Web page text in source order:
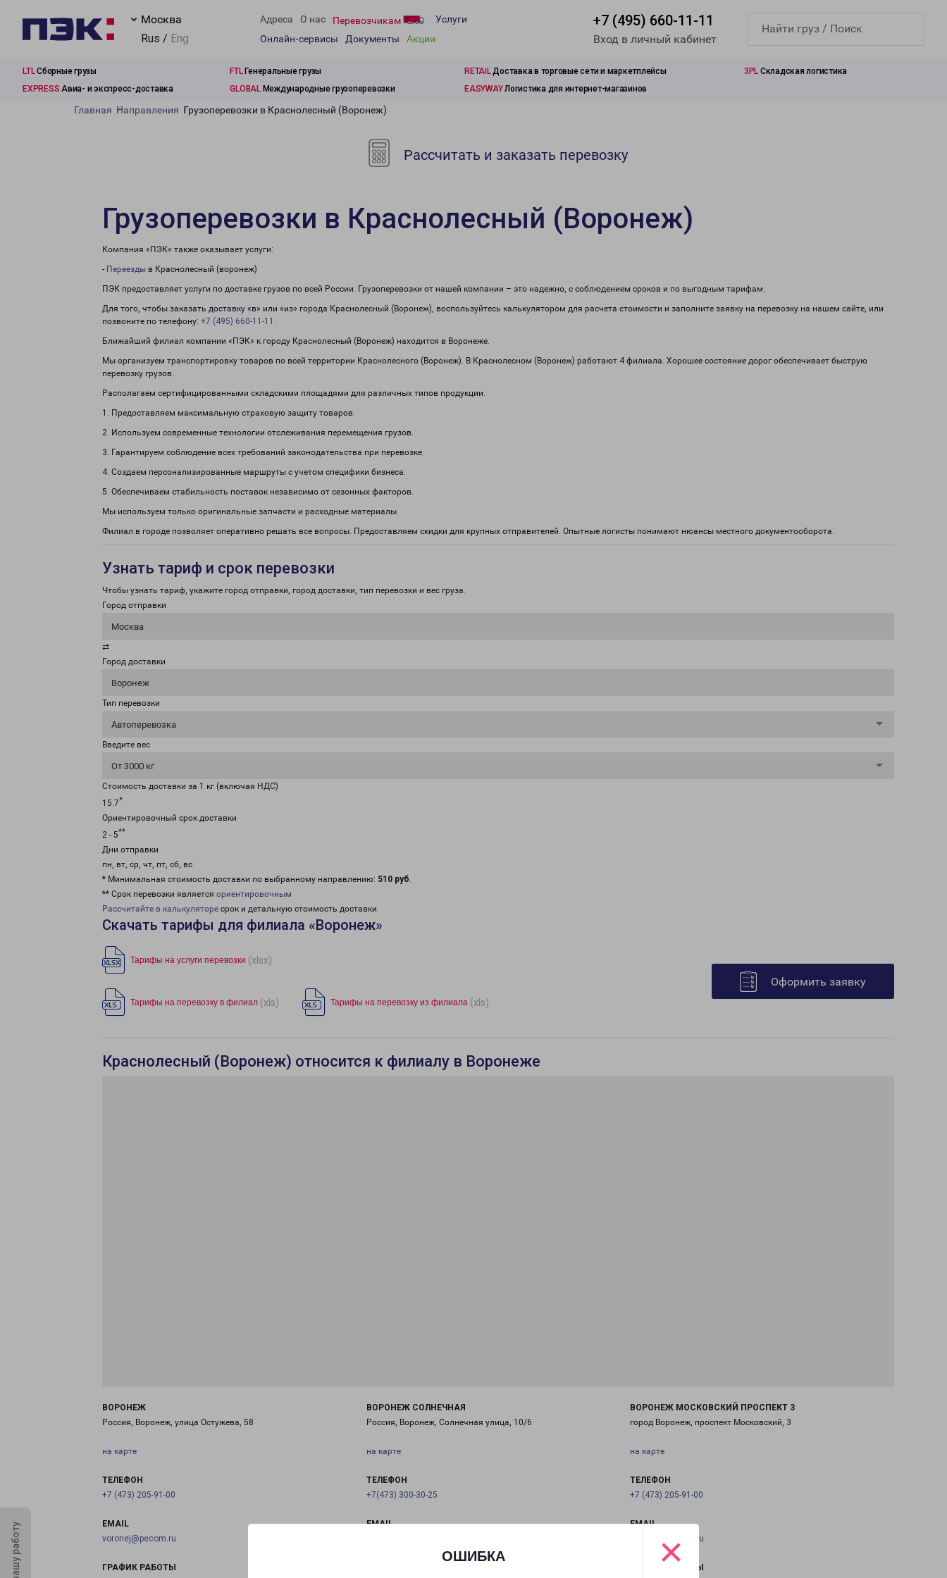
ОШИБКА ×
Москва
Rus / Eng
Адреса О нас Перевозчикам
Услуги
Онлайн-сервисы
Документы Акции
+7 (495) 660-11-11
Вход в личный кабинет
LTLСборные грузы FTLГенеральные грузы RETAILДоставка в торговые сети и маркетплейсы 3PL Складская логистика
EXPRESS Авиа- и экспресс-доставка GLOBALМеждународные грузоперевозки EASYWAYЛогистика для интернет-магазинов
Главная Направления Грузоперевозки в Краснолесный (Воронеж)
Рассчитать и заказать перевозку
Грузоперевозки в Краснолесный (Воронеж)
Компания «ПЭК» также оказывает услуги:
- Переезды в Краснолесный (воронеж)
ПЭК предоставляет услуги по доставке грузов по всей России. Грузоперевозки от нашей компании – это надежно, с соблюдением сроков и по выгодным тарифам.
Для того, чтобы заказать доставку «в» или «из» города Краснолесный (Воронеж), воспользуйтесь калькулятором для расчета стоимости и заполните заявку на перевозку на нашем сайте, или
позвоните по телефону: +7 (495) 660-11-11 .
Ближайший филиал компании «ПЭК» к городу Краснолесный (Воронеж) находится в Воронеже.
Мы организуем транспортировку товаров по всей территории Краснолесного (Воронеж). В Краснолесном (Воронеж) работают 4 филиала. Хорошее состояние дорог обеспечивает быструю
перевозку грузов.
Располагаем сертифицированными складскими площадями для различных типов продукции.
1. Предоставляем максимальную страховую защиту товаров.
2. Используем современные технологии отслеживания перемещения грузов.
3. Гарантируем соблюдение всех требований законодательства при перевозке.
4. Создаем персонализированные маршруты с учетом специфики бизнеса.
5. Обеспечиваем стабильность поставок независимо от сезонных факторов.
Мы используем только оригинальные запчасти и расходные материалы.
Филиал в городе позволяет оперативно решать все вопросы. Предоставляем скидки для крупных отправителей. Опытные логисты понимают нюансы местного документооборота.
Узнать тариф и срок перевозки
Чтобы узнать тариф, укажите город отправки, город доставки, тип перевозки и вес груза.
Город отправки
Москва
⇄
Город доставки
Воронеж
Тип перевозки
Автоперевозка
Введите вес
От 3000 кг
Стоимость доставки за 1 кг (включая НДС)
15.7*
Ориентировочный срок доставки
2 - 5**
Дни отправки
пн, вт, ср, чт, пт, сб, вс
* Минимальная стоимость доставки по выбранному направлению: 510 руб.
** Срок перевозки является ориентировочным
Рассчитайте в калькуляторе срок и детальную стоимость доставки.
Скачать тарифы для филиала «Воронеж»
Тарифы на услуги перевозки (xlsx)
Тарифы на перевозку в филиал (xls) Тарифы на перевозку из филиала (xls)
Оформить заявку
Краснолесный (Воронеж) относится к филиалу в Воронеже
ВОРОНЕЖ
Россия, Воронеж, улица Остужева, 58
на карте
ТЕЛЕФОН
+7 (473) 205-91-00
EMAIL
voronej@pecom.ru
ГРАФИК РАБОТЫ
ВОРОНЕЖ СОЛНЕЧНАЯ
Россия, Воронеж, Солнечная улица, 10/6
на карте
ТЕЛЕФОН
+7(473) 300-30-25
EMAIL
ВОРОНЕЖ МОСКОВСКИЙ ПРОСПЕКТ 3
город Воронеж, проспект Московский, 3
на карте
ТЕЛЕФОН
+7 (473) 205-91-00
EMAIL
voronej@pecom.ru
ГРАФИК РАБОТЫ